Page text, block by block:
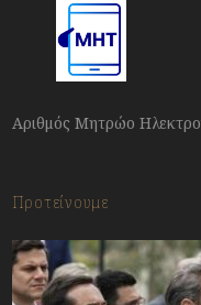
Αριθμός Μητρώο
Προτείνουμε